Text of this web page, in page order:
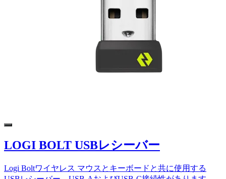
LOGI BOLT USBレシーバー
Logi Boltワイヤレス マウスとキーボードと共に使用する